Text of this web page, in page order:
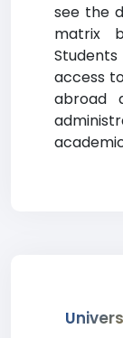
see the
matrix
access
abroad